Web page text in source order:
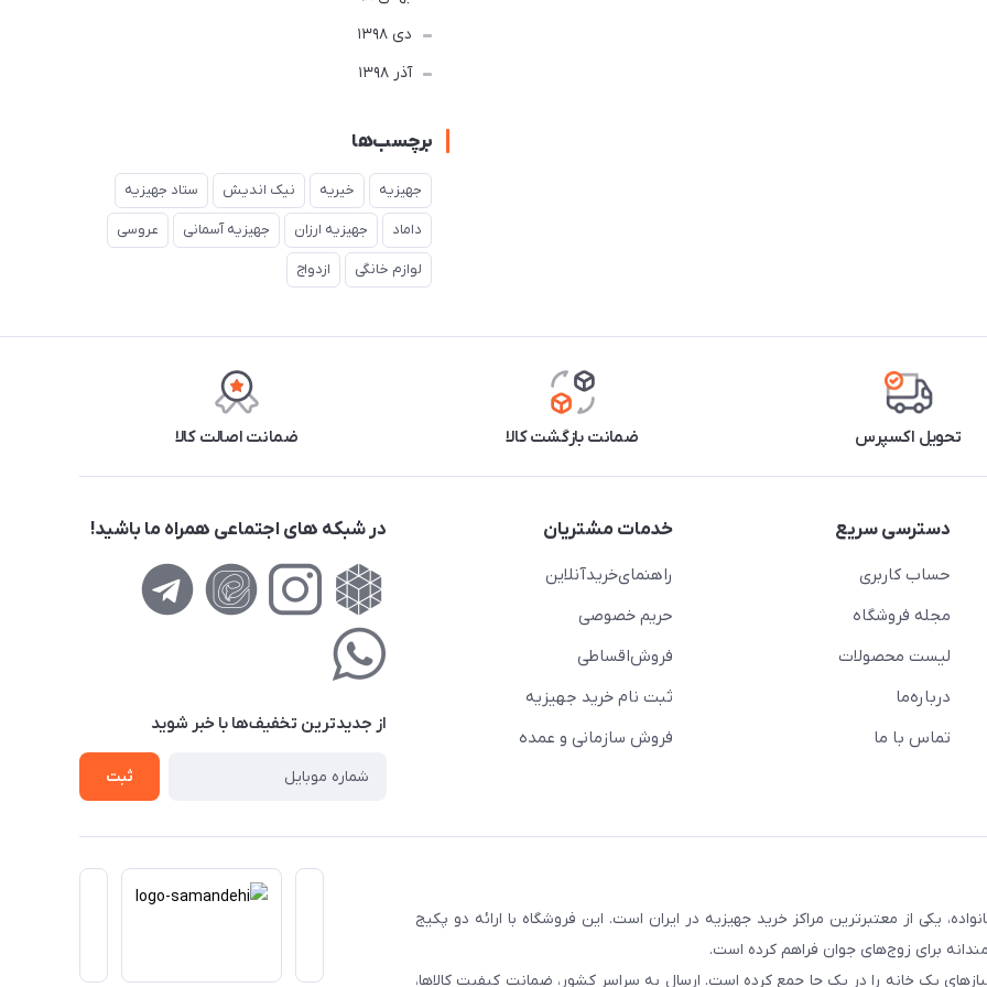
دی 1398
آذر 1398
برچسب‌ها
جهیزیه خیریه نیک اندیش ستاد جهیزیه
داماد جهیزیه ارزان جهیزیه آسمانی عروسی
لوازم خانگی ازدواج
تحویل اکسپرس ضمانت بازگشت کالا ضمانت اصالت کالا
دسترسی سریع
حساب کاربری
مجله فروشگاه
لیست محصولات
درباره‌ما
تماس با ما
خدمات مشتریان
راهنمای‌خرید‌آنلاین
حریم خصوصی
فروش‌اقساطی
ثبت نام خرید جهیزیه
فروش سازمانی و عمده
در شبکه های اجتماعی همراه ما باشید!
از جدید‌ترین تخفیف‌ها با‌ خبر شوید
ثبت
و اعتماد بیش از ۵۰ هزار خانواده، یکی از معتبرترین مراکز خرید جهیزیه در ایران است. این فروشگاه با ارائه دو پکیج
برای زوج‌های جوان فراهم کرده است.
یک خانه را در یک جا جمع کرده است. ارسال به سراسر کشور، ضمانت کیفیت کالاها،